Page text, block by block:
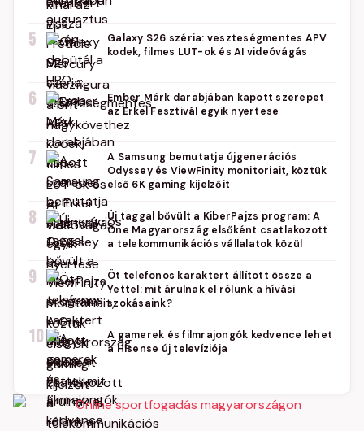
5
Galaxy S26 széria: veszteségmentes APV
kodek, filmes LUT-ok és AI videóvágás
6
Ember Márk darabjában kapott szerepet
az Erkel Fesztivál egyik nyertese
7
A Samsung bemutatja újgenerációs
Odyssey és ViewFinity monitoriait, köztük
első 6K gaming kijelzőit
8
Új taggal bővült a KiberPajzs program: A
One Magyarország elsőként csatlakozott
a telekommunikációs vállalatok közül
9
Öt telefonos karaktert állított össze a
Yettel: mit árulnak el rólunk a hívási
szokásaink?
10
A gamerek és filmrajongók kedvence lehet
a Hisense új televíziója